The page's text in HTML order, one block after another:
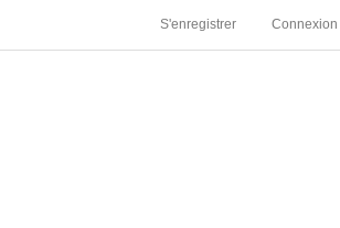
S'enregistrer Connexion